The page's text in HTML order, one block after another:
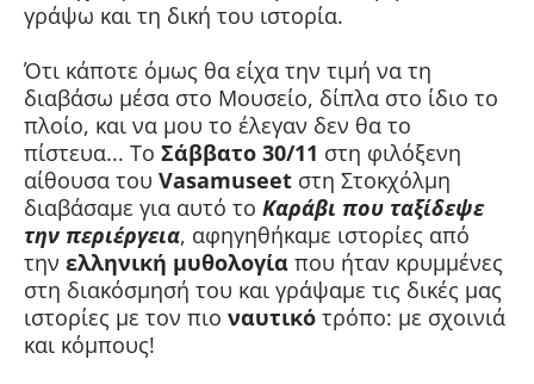
γράψω και τη δική του ιστορία.
Ότι κάποτε όμως θα είχα την τιμή να τη
διαβάσω μέσα στο Μουσείο, δίπλα στο ίδιο το
πλοίο, και να μου το έλεγαν δεν θα το
πίστευα... Το Σάββατο 30/11 στη φιλόξενη
αίθουσα του Vasamuseet στη Στοκχόλμη
διαβάσαμε για αυτό το Καράβι που ταξίδεψε
την περιέργεια, αφηγηθήκαμε ιστορίες από
την ελληνική μυθολογία που ήταν κρυμμένες
στη διακόσμησή του και γράψαμε τις δικές μας
ιστορίες με τον πιο ναυτικό τρόπο: με σχοινιά
και κόμπους!